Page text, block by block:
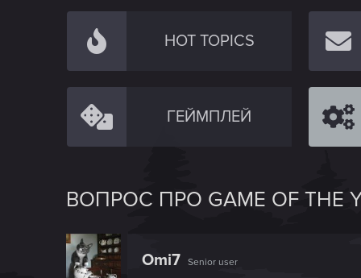
HOT TOPICS
ГЕЙМПЛЕЙ
ВОПРОС ПРО GAME OF THE
Omi7 Senior user